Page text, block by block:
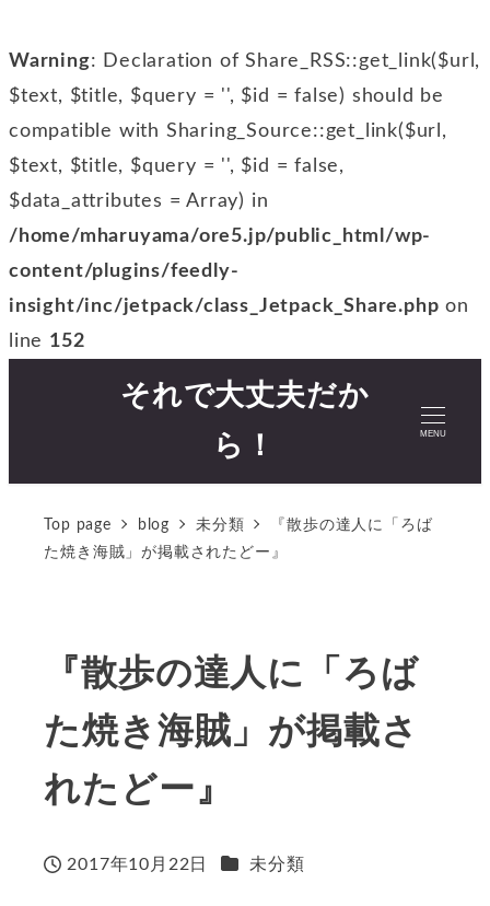
Warning: Declaration of Share_RSS::get_link($url,
$text, $title, $query = '', $id = false) should be
compatible with Sharing_Source::get_link($url,
$text, $title, $query = '', $id = false,
$data_attributes = Array) in
/home/mharuyama/ore5.jp/public_html/wp-
content/plugins/feedly-
insight/inc/jetpack/class_Jetpack_Share.php on
line 152
それで大丈夫だか
ら！
MENU
Top page blog 未分類
『散歩の達人に「ろば
た焼き海賊」が掲載されたどー』
『散歩の達人に「ろば
た焼き海賊」が掲載さ
れたどー』
投稿日
2017年10月22日 カテゴリー
未分類